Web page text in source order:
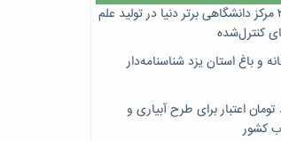
دانشگاه تهران در جمع ۳ مرکز دانشگاهی برتر دنیا در تولید علم
کنترل‌شده
از ۴۵۰ گلخانه و باغ استان یزد شناسنامه‌دار
تومان اعتبار برای طرح آبیاری و
کشور